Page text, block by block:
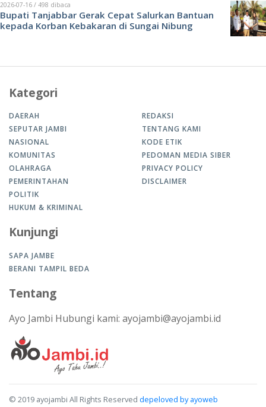
2026-07-16 / 498 dibaca
Bupati Tanjabbar Gerak Cepat Salurkan Bantuan
kepada Korban Kebakaran di Sungai Nibung
Kategori
DAERAH
SEPUTAR JAMBI
NASIONAL
KOMUNITAS
OLAHRAGA
PEMERINTAHAN
POLITIK
HUKUM & KRIMINAL
REDAKSI
TENTANG KAMI
KODE ETIK
PEDOMAN MEDIA SIBER
PRIVACY POLICY
DISCLAIMER
Kunjungi
SAPA JAMBE
BERANI TAMPIL BEDA
Tentang
Ayo Jambi Hubungi kami: ayojambi@ayojambi.id
© 2019 ayojambi All Rights Reserved depeloved by ayoweb